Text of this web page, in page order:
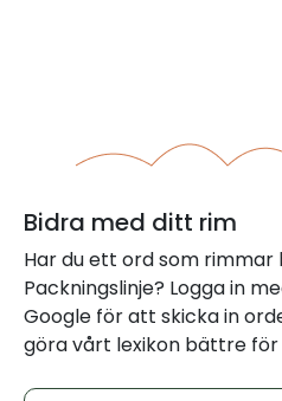
Bidra med ditt rim
Har du ett ord som
Packningslinje? Logga in
Google för att skicka in
göra vårt lexikon bättre för